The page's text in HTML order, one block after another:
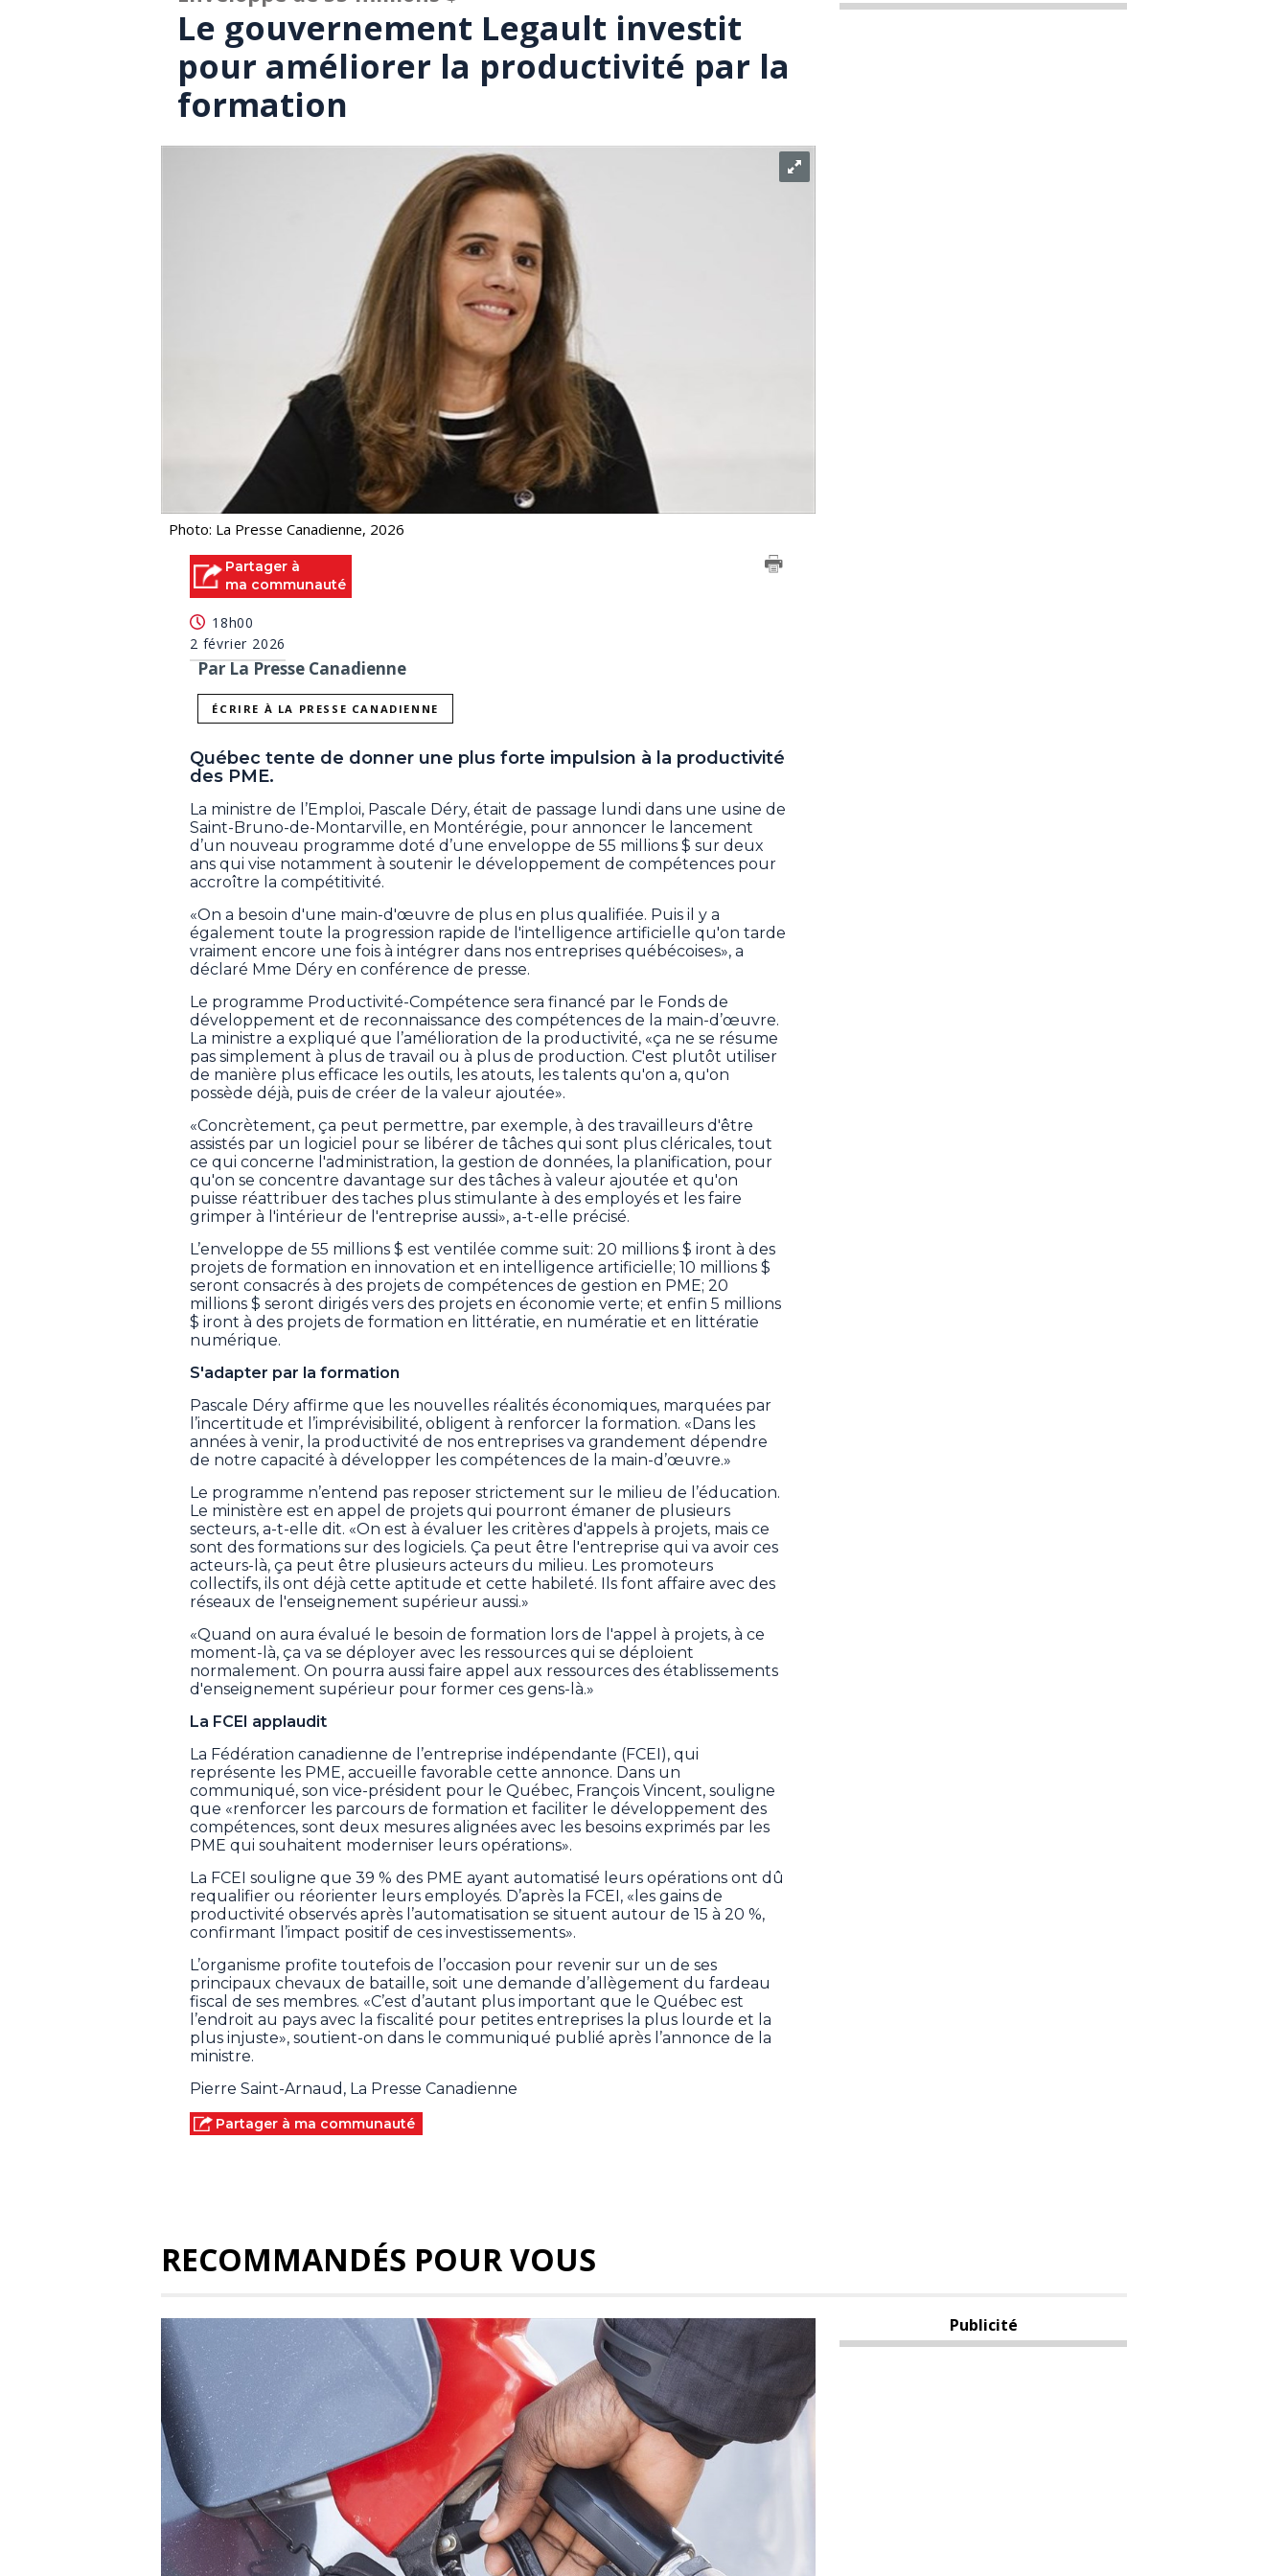
Le gouvernement Legault investit
pour améliorer la productivité par la
formation
Photo: La Presse Canadienne, 2026
Partager à
ma communauté
18h00
2 février 2026
Par La Presse Canadienne
ÉCRIRE À LA PRESSE CANADIENNE
Québec tente de donner une plus forte impulsion à la productivité
des PME.
La ministre de l’Emploi, Pascale Déry, était de passage lundi dans une usine de
Saint-Bruno-de-Montarville, en Montérégie, pour annoncer le lancement
d’un nouveau programme doté d’une enveloppe de 55 millions $ sur deux
ans qui vise notamment à soutenir le développement de compétences pour
accroître la compétitivité.
«On a besoin d'une main-d'œuvre de plus en plus qualifiée. Puis il y a
également toute la progression rapide de l'intelligence artificielle qu'on tarde
vraiment encore une fois à intégrer dans nos entreprises québécoises», a
déclaré Mme Déry en conférence de presse.
Le programme Productivité-Compétence sera financé par le Fonds de
développement et de reconnaissance des compétences de la main-d’œuvre.
La ministre a expliqué que l’amélioration de la productivité, «ça ne se résume
pas simplement à plus de travail ou à plus de production. C'est plutôt utiliser
de manière plus efficace les outils, les atouts, les talents qu'on a, qu'on
possède déjà, puis de créer de la valeur ajoutée».
«Concrètement, ça peut permettre, par exemple, à des travailleurs d'être
assistés par un logiciel pour se libérer de tâches qui sont plus cléricales, tout
ce qui concerne l'administration, la gestion de données, la planification, pour
qu'on se concentre davantage sur des tâches à valeur ajoutée et qu'on
puisse réattribuer des taches plus stimulante à des employés et les faire
grimper à l'intérieur de l'entreprise aussi», a-t-elle précisé.
L’enveloppe de 55 millions $ est ventilée comme suit: 20 millions $ iront à des
projets de formation en innovation et en intelligence artificielle; 10 millions $
seront consacrés à des projets de compétences de gestion en PME; 20
millions $ seront dirigés vers des projets en économie verte; et enfin 5 millions
$ iront à des projets de formation en littératie, en numératie et en littératie
numérique.
S'adapter par la formation
Pascale Déry affirme que les nouvelles réalités économiques, marquées par
l’incertitude et l’imprévisibilité, obligent à renforcer la formation. «Dans les
années à venir, la productivité de nos entreprises va grandement dépendre
de notre capacité à développer les compétences de la main-d’œuvre.»
Le programme n’entend pas reposer strictement sur le milieu de l’éducation.
Le ministère est en appel de projets qui pourront émaner de plusieurs
secteurs, a-t-elle dit. «On est à évaluer les critères d'appels à projets, mais ce
sont des formations sur des logiciels. Ça peut être l'entreprise qui va avoir ces
acteurs-là, ça peut être plusieurs acteurs du milieu. Les promoteurs
collectifs, ils ont déjà cette aptitude et cette habileté. Ils font affaire avec des
réseaux de l'enseignement supérieur aussi.»
«Quand on aura évalué le besoin de formation lors de l'appel à projets, à ce
moment-là, ça va se déployer avec les ressources qui se déploient
normalement. On pourra aussi faire appel aux ressources des établissements
d'enseignement supérieur pour former ces gens-là.»
La FCEI applaudit
La Fédération canadienne de l’entreprise indépendante (FCEI), qui
représente les PME, accueille favorable cette annonce. Dans un
communiqué, son vice-président pour le Québec, François Vincent, souligne
que «renforcer les parcours de formation et faciliter le développement des
compétences, sont deux mesures alignées avec les besoins exprimés par les
PME qui souhaitent moderniser leurs opérations».
La FCEI souligne que 39 % des PME ayant automatisé leurs opérations ont dû
requalifier ou réorienter leurs employés. D’après la FCEI, «les gains de
productivité observés après l’automatisation se situent autour de 15 à 20 %,
confirmant l’impact positif de ces investissements».
L’organisme profite toutefois de l’occasion pour revenir sur un de ses
principaux chevaux de bataille, soit une demande d’allègement du fardeau
fiscal de ses membres. «C’est d’autant plus important que le Québec est
l’endroit au pays avec la fiscalité pour petites entreprises la plus lourde et la
plus injuste», soutient-on dans le communiqué publié après l’annonce de la
ministre.
Pierre Saint-Arnaud, La Presse Canadienne
Partager à ma communauté
RECOMMANDÉS POUR VOUS
Publicité